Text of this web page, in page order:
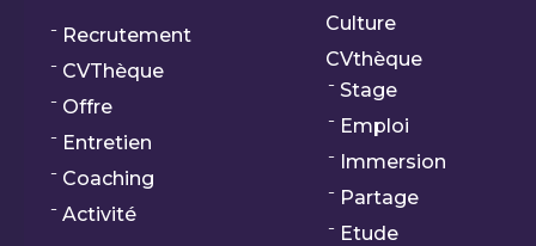
Recrutement
CVThèque
Offre
Entretien
Coaching
Activité
Culture
CVthèque
Stage
Emploi
Immersion
Partage
Etude